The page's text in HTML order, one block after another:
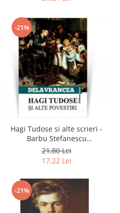
-21%
Hagi Tudose si alte scrieri -
Barbu Stefanescu
Delavrancea
21,80 Lei
17,22 Lei
-21%